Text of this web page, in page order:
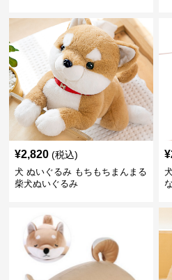
¥2,820 (税込)
犬 ぬいぐるみ もちもちまんまる
柴犬ぬいぐるみ
¥